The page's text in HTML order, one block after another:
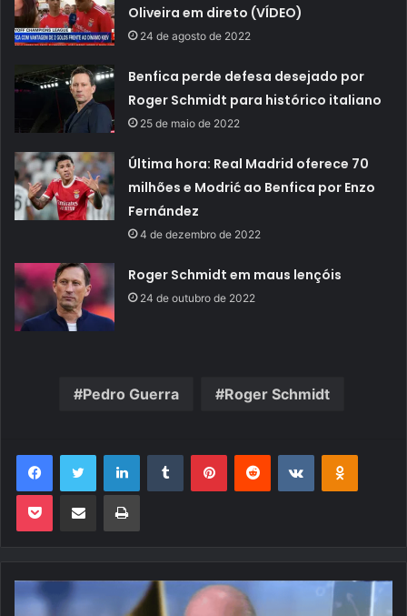
Oliveira em direto (VÍDEO)
24 de agosto de 2022
Benfica perde defesa desejado por
Roger Schmidt para histórico italiano
25 de maio de 2022
Última hora: Real Madrid oferece 70
milhões e Modrić ao Benfica por Enzo
Fernández
4 de dezembro de 2022
Roger Schmidt em maus lençóis
24 de outubro de 2022
Pedro Guerra Roger Schmidt
FacebookTwitter LinkedinTumblr PinterestReddit VK OK
Pocket Compartilhar via e-mail Imprimir